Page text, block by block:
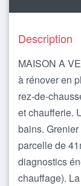
Description
MAISON A
à rénover en
rez-de-
et chaufferie.
bains.
parcelle de
diagnostics
chauffage).